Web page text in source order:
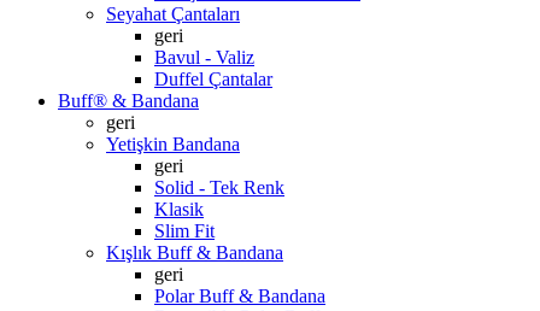
Seyahat Çantaları
geri
Bavul - Valiz
Duffel Çantalar
Buff® & Bandana
geri
Yetişkin Bandana
geri
Solid - Tek Renk
Klasik
Slim Fit
Kışlık Buff & Bandana
geri
Polar Buff & Bandana